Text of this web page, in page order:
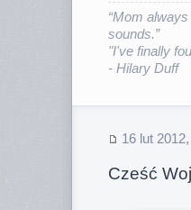
“Mom
sounds.”
"I've finally
- Hilary Duff
16 lut
Cześć